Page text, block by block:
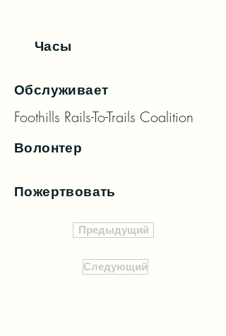
Часы
Обслуживает
Foothills Rails-To-Trails Coalition
Волонтер
Пожертвовать
Предыдущий
Следующий